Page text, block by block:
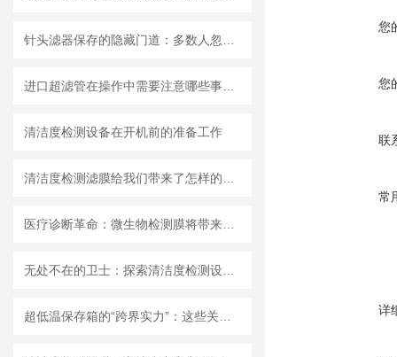
清洁度检测设备在开机前的准备工作
您
您
联
常
详